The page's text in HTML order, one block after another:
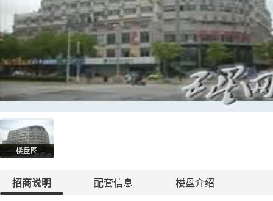
楼盘图
招商说明 配套信息 楼盘介绍